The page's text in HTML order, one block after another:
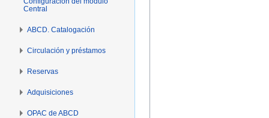
Central
ABCD. Catalogación
Circulación y préstamos
Reservas
Adquisiciones
OPAC de ABCD